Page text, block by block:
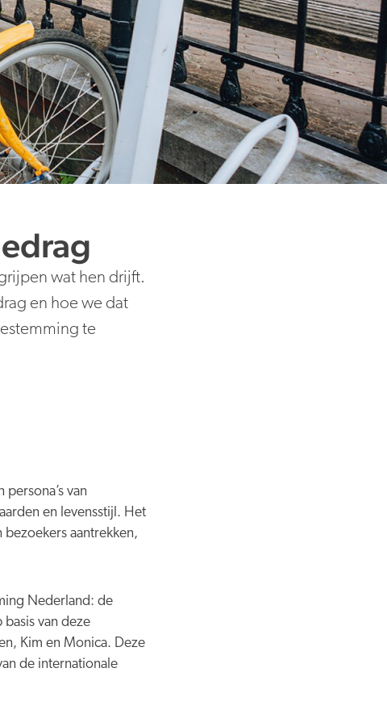
wat hen drijft.
en hoe we dat
te
van
en levensstijl. Het
aantrekken,
Nederland: de
van deze
Kim en Monica. Deze
de internationale